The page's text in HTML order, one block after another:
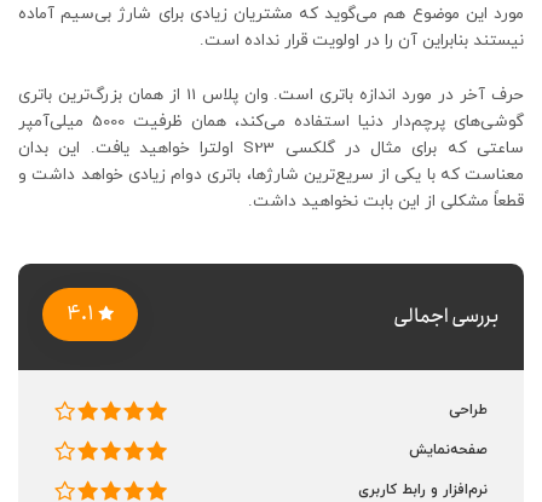
مورد این موضوع هم می‌گوید که مشتریان زیادی برای شارژ بی‌سیم آماده
نیستند بنابراین آن را در اولویت قرار نداده است.
حرف آخر در مورد اندازه باتری است. وان پلاس 11 از همان بزرگ‌ترین باتری
گوشی‌های پرچم‌دار دنیا استفاده می‌کند، همان ظرفیت 5000 میلی‌آمپر
ساعتی که برای مثال در گلکسی S23 اولترا خواهید یافت. این بدان
معناست که با یکی از سریع‌ترین شارژها، باتری دوام زیادی خواهد داشت و
قطعاً مشکلی از این بابت نخواهید داشت.
بررسی اجمالی 4.1
طراحی
صفحه‌نمایش
نرم‌افزار و رابط کاربری